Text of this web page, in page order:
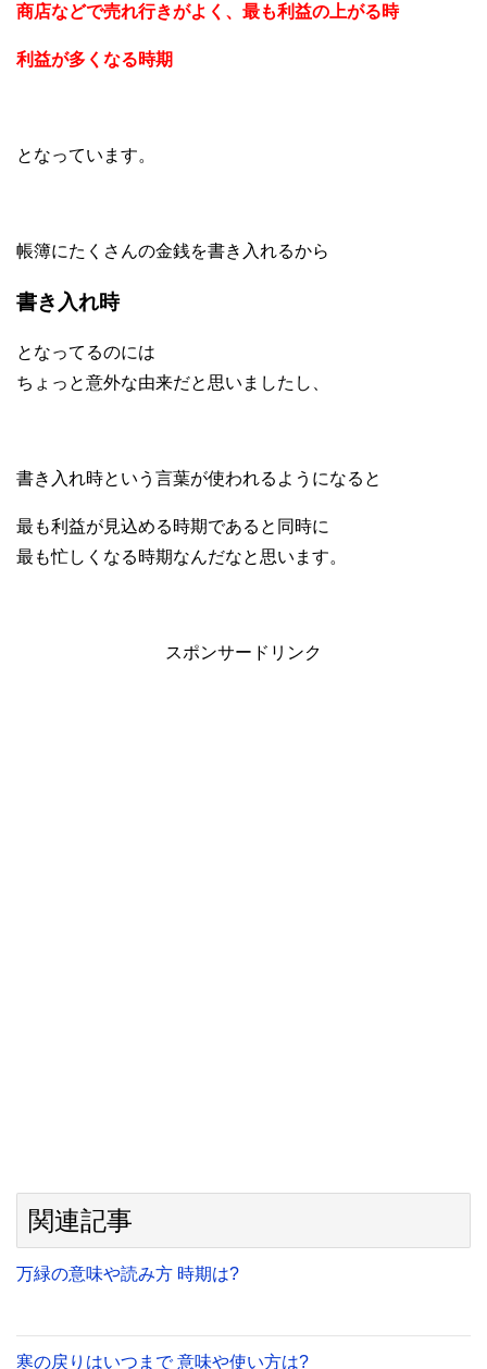
商店などで売れ行きがよく、最も利益の上がる時
利益が多くなる時期
となっています。
帳簿にたくさんの金銭を書き入れるから
書き入れ時
となってるのには
ちょっと意外な由来だと思いましたし、
書き入れ時という言葉が使われるようになると
最も利益が見込める時期であると同時に
最も忙しくなる時期なんだなと思います。
スポンサードリンク
関連記事
万緑の意味や読み方 時期は?
寒の戻りはいつまで 意味や使い方は?